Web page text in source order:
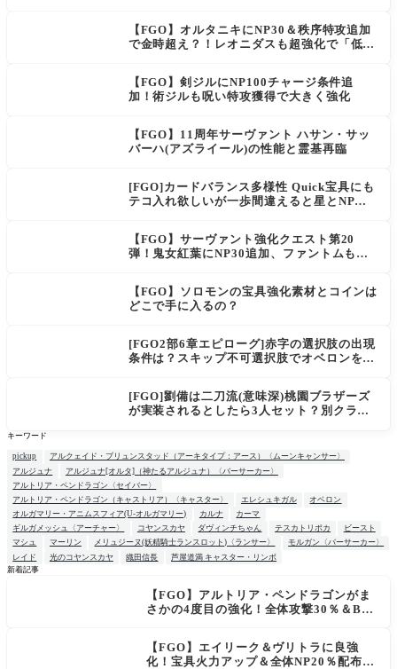
【FGO】オルタニキにNP30＆秩序特攻追加
で金時超え？！レオニダスも超強化で「低レ
【FGO】剣ジルにNP100チャージ条件追
加！術ジルも呪い特攻獲得で大きく強化
【FGO】11周年サーヴァント ハサン・サッ
バーハ(アズライール)の性能と霊基再臨
[FGO]カードバランス多様性 Quick宝具にも
テコ入れ欲しいが一歩間違えると星とNP楽
【FGO】サーヴァント強化クエスト第20
弾！鬼女紅葉にNP30追加、ファントムも大
【FGO】ソロモンの宝具強化素材とコインは
どこで手に入るの？
[FGO2部6章エピローグ]赤字の選択肢の出現
条件は？スキップ不可選択肢でオベロンを疑
[FGO]劉備は二刀流(意味深)桃園ブラザーズ
が実装されるとしたら3人セット？別クラス
キーワード
pickup
アルクェイド・ブリュンスタッド（アーキタイプ：アース）〈ムーンキャンサー〉
アルジュナ
アルジュナ[オルタ]（神たるアルジュナ）〈バーサーカー〉
アルトリア・ペンドラゴン〈セイバー〉
アルトリア・ペンドラゴン（キャストリア）〈キャスター〉
エレシュキガル
オベロン
オルガマリー・アニムスフィア(U-オルガマリー)
カルナ
カーマ
ギルガメッシュ〈アーチャー〉
コヤンスカヤ ダヴィンチちゃん テスカトリポカ
ビースト
マシュ
マーリン メリュジーヌ(妖精騎士ランスロット)〈ランサー〉
モルガン〈バーサーカー〉
レイド
光のコヤンスカヤ 織田信長
芦屋道満 キャスター・リンボ
新着記事
【FGO】アルトリア・ペンドラゴンがま
さかの4度目の強化！全体攻撃30％＆B攻
【FGO】エイリーク＆ヴリトラに良強
化！宝具火力アップ＆全体NP20％配布で